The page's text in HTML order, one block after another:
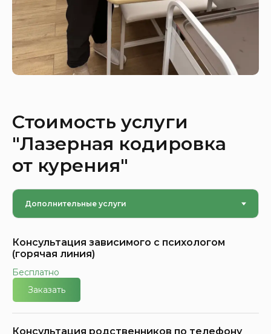
Стоимость услуги
"Лазерная кодировка
от курения"
Консультация зависимого с психологом
(горячая линия)
Бесплатно
Заказать
Консультация родственников по телефону